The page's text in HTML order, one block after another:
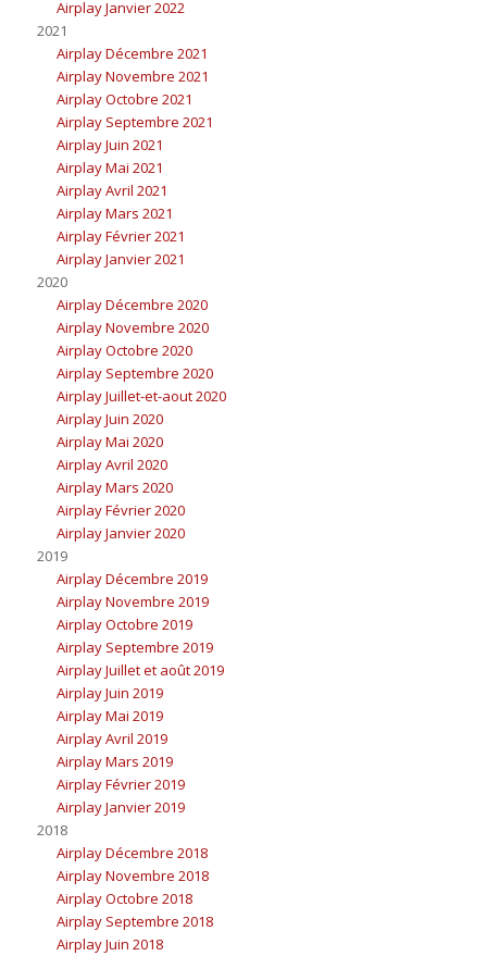
Airplay Janvier 2022
2021
Airplay Décembre 2021
Airplay Novembre 2021
Airplay Octobre 2021
Airplay Septembre 2021
Airplay Juin 2021
Airplay Mai 2021
Airplay Avril 2021
Airplay Mars 2021
Airplay Février 2021
Airplay Janvier 2021
2020
Airplay Décembre 2020
Airplay Novembre 2020
Airplay Octobre 2020
Airplay Septembre 2020
Airplay Juillet-et-aout 2020
Airplay Juin 2020
Airplay Mai 2020
Airplay Avril 2020
Airplay Mars 2020
Airplay Février 2020
Airplay Janvier 2020
2019
Airplay Décembre 2019
Airplay Novembre 2019
Airplay Octobre 2019
Airplay Septembre 2019
Airplay Juillet et août 2019
Airplay Juin 2019
Airplay Mai 2019
Airplay Avril 2019
Airplay Mars 2019
Airplay Février 2019
Airplay Janvier 2019
2018
Airplay Décembre 2018
Airplay Novembre 2018
Airplay Octobre 2018
Airplay Septembre 2018
Airplay Juin 2018